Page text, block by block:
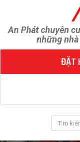
An Phát chuyên
những
ĐẶT